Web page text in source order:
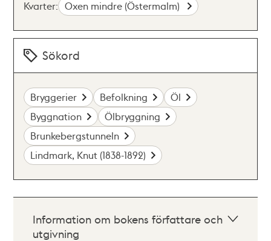
Kvarter: Oxen mindre (Östermalm)
Sökord
Bryggerier Befolkning
Öl
Byggnation
Ölbryggning
Brunkebergstunneln
Lindmark, Knut (1838-1892)
Information om bokens författare och
utgivning